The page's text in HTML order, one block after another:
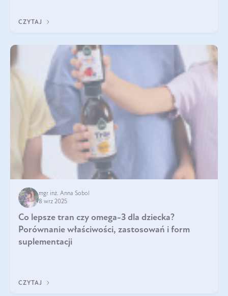
suplementować jesienią i zimą?
CZYTAJ
mgr inż. Anna Sobol
8 wrz 2025
Co lepsze tran czy omega-3 dla dziecka?
Porównanie właściwości, zastosowań i form
suplementacji
CZYTAJ